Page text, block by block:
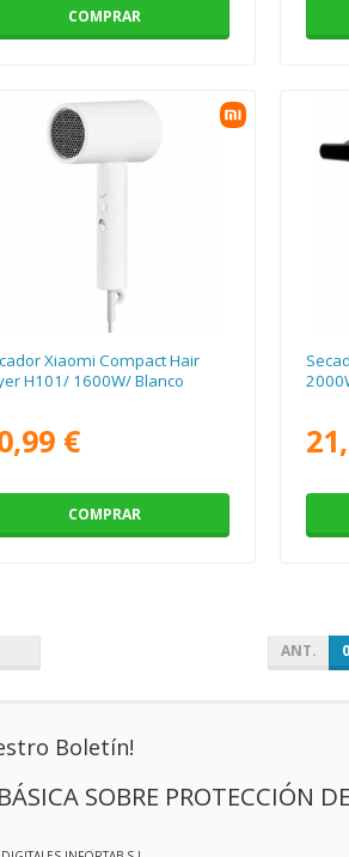
COMPRAR
Xiaomi Compact Hair
H101/ 1600W/ Blanco
€
COMPRAR
ANT.
Boletín!
SOBRE PROTECCIÓN DE